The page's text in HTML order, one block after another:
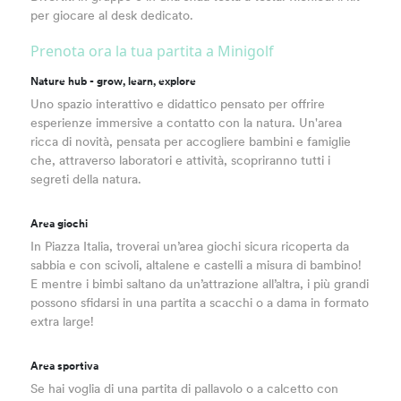
per giocare al desk dedicato.
Prenota ora la tua partita a Minigolf
Nature hub - grow, learn, explore
Uno spazio interattivo e didattico pensato per offrire
esperienze immersive a contatto con la natura. Un'area
ricca di novità, pensata per accogliere bambini e famiglie
che, attraverso laboratori e attività, scopriranno tutti i
segreti della natura.
Area giochi
In Piazza Italia, troverai un’area giochi sicura ricoperta da
sabbia e con scivoli, altalene e castelli a misura di bambino!
E mentre i bimbi saltano da un’attrazione all’altra, i più grandi
possono sfidarsi in una partita a scacchi o a dama in formato
extra large!
Area sportiva
Se hai voglia di una partita di pallavolo o a calcetto con